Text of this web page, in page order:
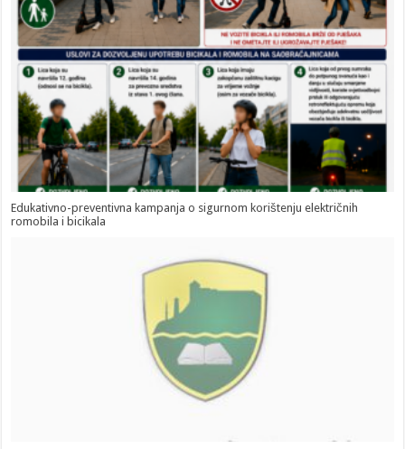
Edukativno-preventivna kampanja o sigurnom korištenju električnih
romobila i bicikala